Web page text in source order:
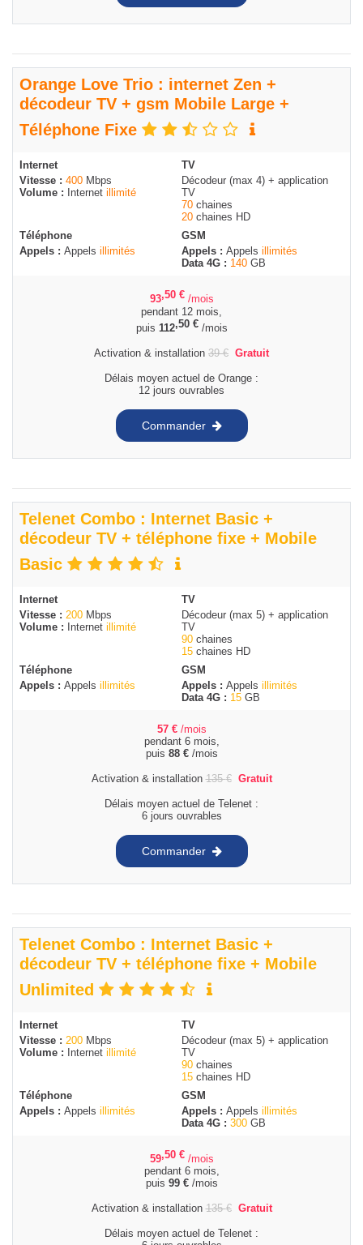
Orange Love Trio : internet Zen +
décodeur TV + gsm Mobile Large +
Téléphone Fixe
Internet
Vitesse : 400 Mbps
Volume :
Internet illimité
TV
Décodeur (max 4) + application
TV
70 chaines
20 chaines HD
Téléphone
Appels : Appels illimités
GSM
Appels : Appels illimités
Data 4G : 140 GB
93,50 € /mois
pendant 12 mois,
puis 112,50 €/mois
Activation & installation 39€ Gratuit
Délais moyen actuel de Orange :
12 jours ouvrables
Commander
Telenet Combo : Internet Basic +
décodeur TV + téléphone fixe + Mobile
Basic
Internet
Vitesse : 200 Mbps
Volume :
Internet illimité
TV
Décodeur (max 5) + application
TV
90 chaines
15 chaines HD
Téléphone
Appels : Appels illimités
GSM
Appels : Appels illimités
Data 4G : 15 GB
57 € /mois
pendant 6 mois,
puis 88 €/mois
Activation & installation135€ Gratuit
Délais moyen actuel de Telenet :
6 jours ouvrables
Commander
Telenet Combo : Internet Basic +
décodeur TV + téléphone fixe + Mobile
Unlimited
Internet
Vitesse : 200 Mbps
Volume :
Internet illimité
TV
Décodeur (max 5) + application
TV
90 chaines
15 chaines HD
Téléphone
Appels : Appels illimités
GSM
Appels : Appels illimités
Data 4G : 300 GB
59,50 € /mois
pendant 6 mois,
puis 99 €/mois
Activation & installation135€ Gratuit
Délais moyen actuel de Telenet :